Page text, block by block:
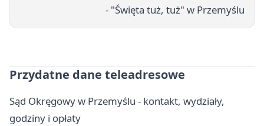
- "Święta tuż, tuż" w Przemyślu
Przydatne dane teleadresowe
Sąd Okręgowy w Przemyślu - kontakt, wydziały,
godziny i opłaty